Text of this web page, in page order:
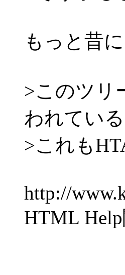
もっと昔
>このツリ
われてい
>これも
http://
HTML